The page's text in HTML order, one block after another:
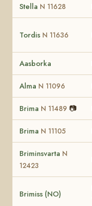
Stella N 11628
Tordis N 11636
Aasborka
Alma N 11096
Brima N 11489 📷
Brima N 11105
Briminsvarta N
12423
Brimiss (NO)